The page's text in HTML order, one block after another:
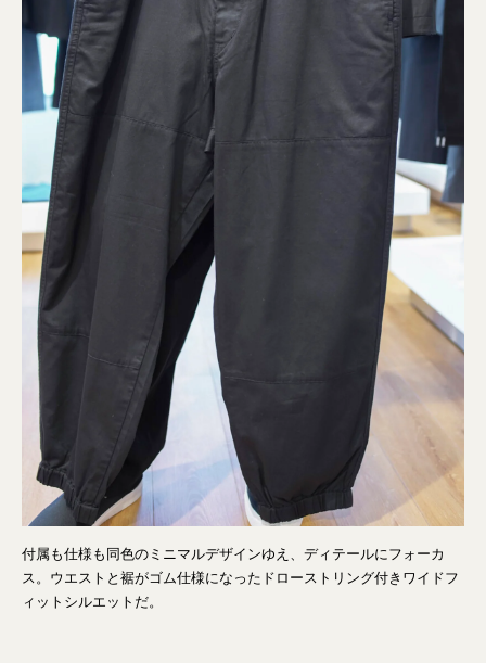
付属も仕様も同色のミニマルデザインゆえ、ディテールにフォーカ
ス。ウエストと裾がゴム仕様になったドローストリング付きワイドフ
ィットシルエットだ。